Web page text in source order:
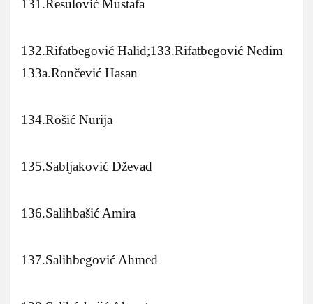
131.Resulović Mustafa
132.Rifatbegović Halid;133.Rifatbegović Nedim
133a.Rončević Hasan
134.Rošić Nurija
135.Sabljaković Dževad
136.Salihbašić Amira
137.Salihbegović Ahmed